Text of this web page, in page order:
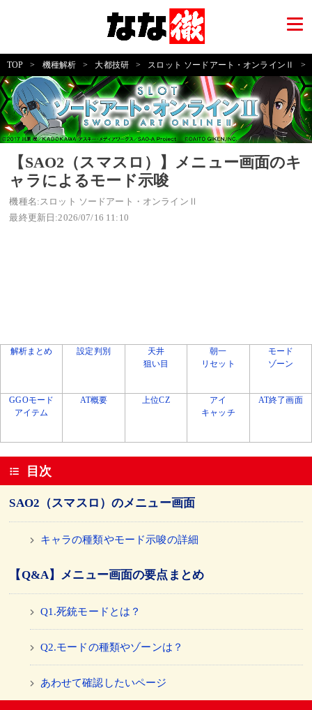
TOP > 機種解析 > 大都技研 > スロット ソードアート・オンラインⅡ >
【SAO2（スマスロ）】メニュー画面のキ
ャラによるモード示唆
機種名:スロット ソードアート・オンラインⅡ
最終更新日:2026/07/16 11:10
解析まとめ 設定判別
天井
狙い目
朝一
リセット
モード
ゾーン
GGOモード
アイテム
AT概要 上位CZ
アイ
キャッチ
AT終了画面
目次
SAO2（スマスロ）のメニュー画面
キャラの種類やモード示唆の詳細
【Q&A】メニュー画面の要点まとめ
Q1.死銃モードとは？
Q2.モードの種類やゾーンは？
あわせて確認したいページ